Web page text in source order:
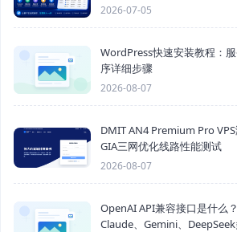
2026-07-05
WordPress快速安装教程：
序详细步骤
2026-08-07
DMIT AN4 Premium Pro
GIA三网优化线路性能测试
2026-08-07
OpenAI API兼容接口是什么？
Claude、Gemini、